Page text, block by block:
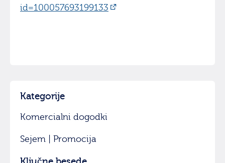
id=100057693199133
Kategorije
Komercialni dogodki
Sejem | Promocija